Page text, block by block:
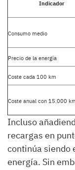
Indicador
Consumo medio
Precio de la energía
Coste cada 100 km
Coste anual con 15.000
Incluso
recargas en
continúa siendo
energía. Sin